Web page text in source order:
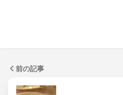
前の記事